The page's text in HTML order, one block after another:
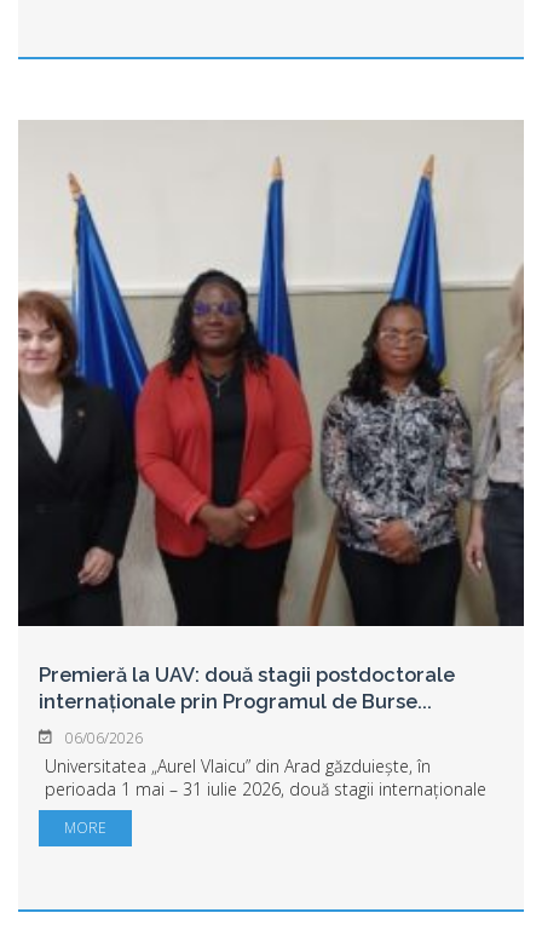
Premieră la UAV: două stagii postdoctorale
internaționale prin Programul de Burse...
06/06/2026
Universitatea „Aurel Vlaicu” din Arad găzduiește, în
perioada 1 mai – 31 iulie 2026, două stagii internaționale
de cercetare postdoctorală finanțate prin Programul de
Burse Doctorale și Postdoctorale ...
MORE